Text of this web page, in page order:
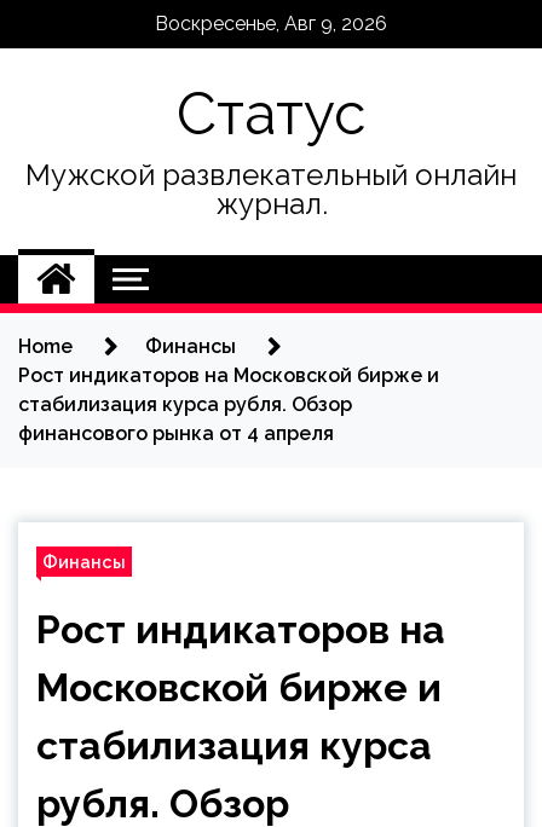
Воскресенье, Авг 9, 2026
Статус
Мужской развлекательный онлайн
журнал.
Home
Финансы
Рост индикаторов на Московской бирже и
стабилизация курса рубля. Обзор
финансового рынка от 4 апреля
Финансы
Рост индикаторов на
Московской бирже и
стабилизация курса
рубля. Обзор